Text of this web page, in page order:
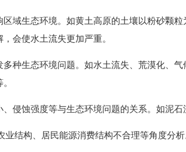
区域生态环境。如黄土高原的土壤以粉砂颗
会使水土流失更加严重。
种生态环境问题。如水土流失、荒漠化、
侵蚀强度等与生态环境问题的关系。如泥石
结构、居民能源消费结构不合理等角度分析